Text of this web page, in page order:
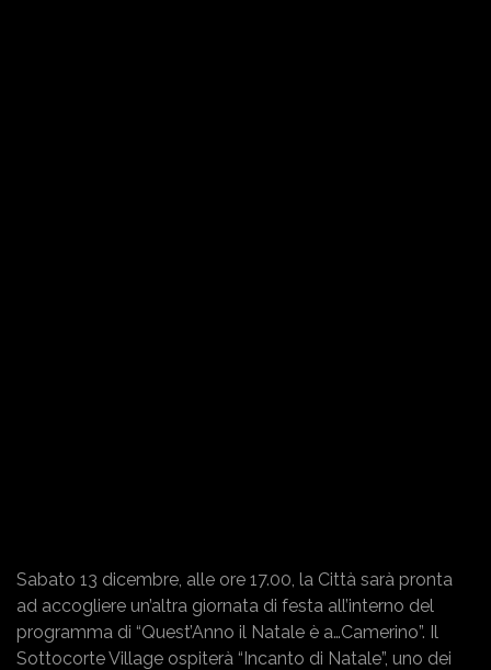
Sabato 13 dicembre, alle ore 17.00, la Città sarà pronta
ad accogliere un’altra giornata di festa all’interno del
programma di “Quest’Anno il Natale è a…Camerino”. Il
Sottocorte Village ospiterà “Incanto di Natale”, uno dei